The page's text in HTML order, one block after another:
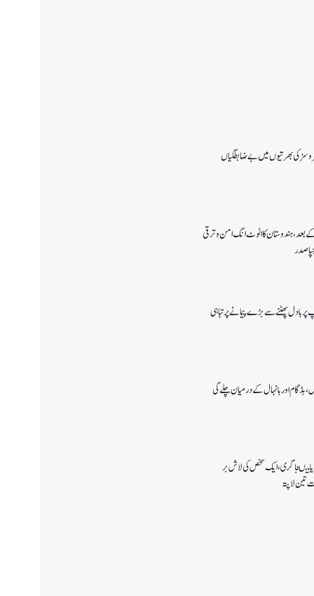
بھرتیوں میں بے ضابطگیاں
کے بعد،ہندوستان کا اٹوٹ انگ امن و ترقی
صدر
پر بادل پھٹنے سے بڑے پیمانے پرتباہی
بڈگام اور بانہال کے درمیان چلے گی
میںجا گری،ایک شخص کی لاش بر